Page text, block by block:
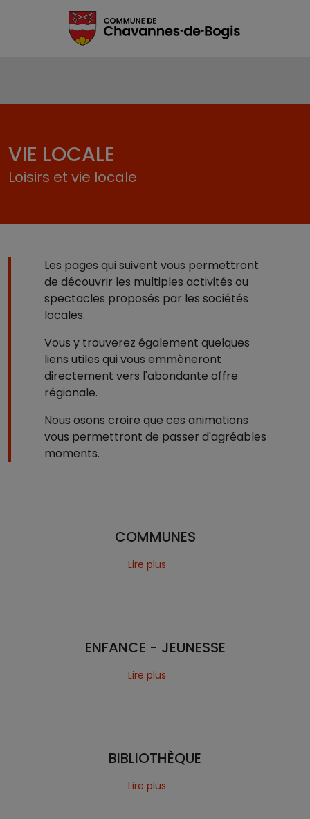
VIE LOCALE
Loisirs et vie locale
Les pages qui suivent vous permettront
de découvrir les multiples activités ou
spectacles proposés par les sociétés
locales.
Vous y trouverez également quelques
liens utiles qui vous emmèneront
directement vers l'abondante offre
régionale.
Nous osons croire que ces animations
vous permettront de passer d'agréables
moments.
COMMUNES
Lire plus
ENFANCE - JEUNESSE
Lire plus
BIBLIOTHÈQUE
Lire plus